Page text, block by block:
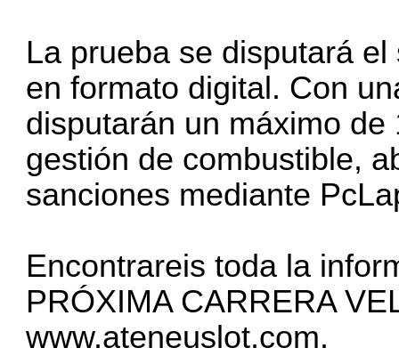
La prueba se disputará
en formato digital. Con
disputarán un máximo
gestión de combustible,
sanciones mediante
Encontrareis toda la
PRÓXIMA CARRERA
www.ateneuslot.com.